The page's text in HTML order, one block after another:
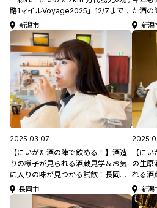
路1マイルVoyage2025」12/7まで開
催【新潟県イルミネーション特集
2025-2026】
新潟市
た酒の
能！新潟
2025.03.07
【にいがた酒の陣で飲める！】酒造
りの様子が見られる酒蔵見学＆お気
に入りの味が見つかる試飲！長岡市
「朝日酒造」 #新潟観光
長岡市
【に
の生原
れる酒
蒲区「
新潟